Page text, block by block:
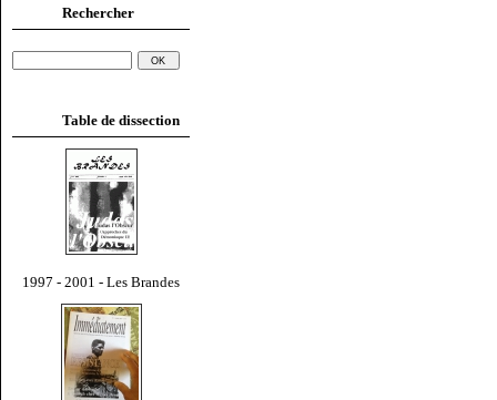
Rechercher
Table de dissection
1997 - 2001 - Les Brandes